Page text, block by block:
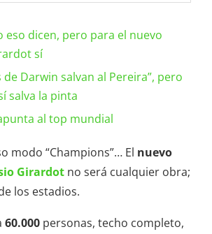
eso dicen, pero para el nuevo
sí
de Darwin salvan al Pereira”, pero
salva la pinta
al top mundial
modo “Champions”… El nuevo
Girardot no será cualquier obra;
los estadios.
60.000 personas, techo completo,